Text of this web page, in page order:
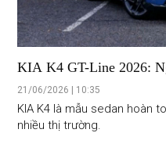
KIA K4 GT-Line 2026:
giác lái chưa tương xứng
21/06/2026 | 10:35
KIA K4 là mẫu sedan hoàn
nhiều thị trường.